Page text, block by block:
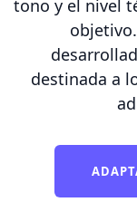
tono y el nivel
destinada a